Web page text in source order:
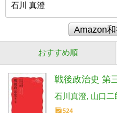
おすすめ順
戦後政治史 第
石川真澄 山口二
524